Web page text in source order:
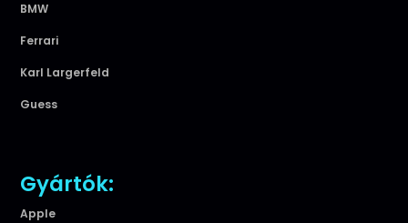
BMW
Ferrari
Karl Largerfeld
Guess
Gyártók:
Apple